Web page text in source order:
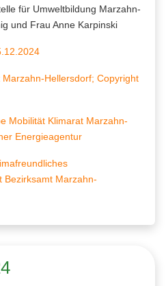
für Umweltbildung Marzahn-
und Frau Anne Karpinski
Hellersdorf; Copyright
Mobilität Klimarat Marzahn-
Energieagentur
Bezirksamt Marzahn-